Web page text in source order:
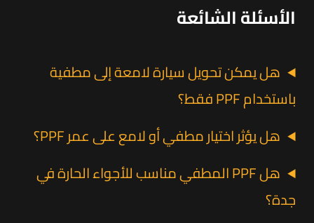
الأسئلة الشائعة
هل يمكن تحويل سيارة لامعة إلى مطفية
باستخدام PPF فقط؟
هل يؤثر اختيار مطفي أو لامع على عمر PPF؟
هل PPF المطفي مناسب للأجواء الحارة في
جدة؟